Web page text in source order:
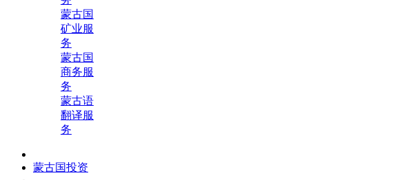
蒙古国
矿业服
务
蒙古国
商务服
务
蒙古语
翻译服
务
蒙古国投资